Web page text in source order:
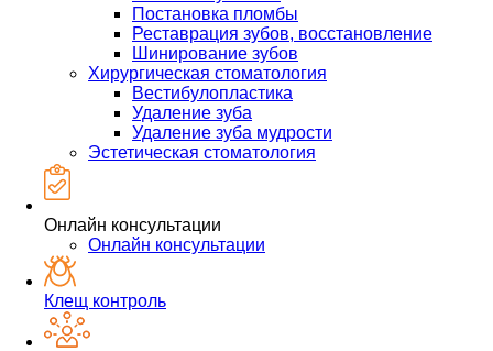
Постановка пломбы
Реставрация зубов, восстановление
Шинирование зубов
Хирургическая стоматология
Вестибулопластика
Удаление зуба
Удаление зуба мудрости
Эстетическая стоматология
Онлайн консультации
Онлайн консультации
Клещ контроль